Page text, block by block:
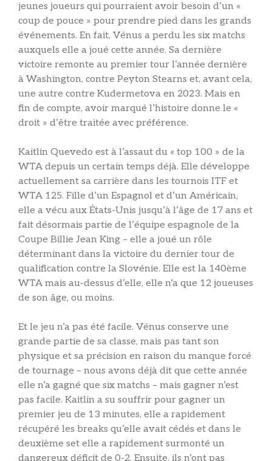
jeunes joueurs qui pourraient avoir besoin d’un «
coup de pouce » pour prendre pied dans les grands
événements. En fait, Vénus a perdu les six matchs
auxquels elle a joué cette année. Sa dernière
victoire remonte au premier tour l’année dernière
à Washington, contre Peyton Stearns et, avant cela,
une autre contre Kudermetova en 2023. Mais en
fin de compte, avoir marqué l’histoire donne le «
droit » d’être traitée avec préférence.
Kaitlin Quevedo est à l’assaut du « top 100 » de la
WTA depuis un certain temps déjà. Elle développe
actuellement sa carrière dans les tournois ITF et
WTA 125. Fille d’un Espagnol et d’un Américain,
elle a vécu aux États-Unis jusqu’à l’âge de 17 ans et
fait désormais partie de l’équipe espagnole de la
Coupe Billie Jean King – elle a joué un rôle
déterminant dans la victoire du dernier tour de
qualification contre la Slovénie. Elle est la 140ème
WTA mais au-dessus d’elle, elle n’a que 12 joueuses
de son âge, ou moins.
Et le jeu n’a pas été facile. Vénus conserve une
grande partie de sa classe, mais pas tant son
physique et sa précision en raison du manque forcé
de tournage – nous avons déjà dit que cette année
elle n’a gagné que six matchs – mais gagner n’est
pas facile. Kaitlin a su souffrir pour gagner un
premier jeu de 13 minutes, elle a rapidement
récupéré les breaks qu’elle avait cédés et dans le
deuxième set elle a rapidement surmonté un
dangereux déficit de 0-2. Ensuite, ils n’ont pas